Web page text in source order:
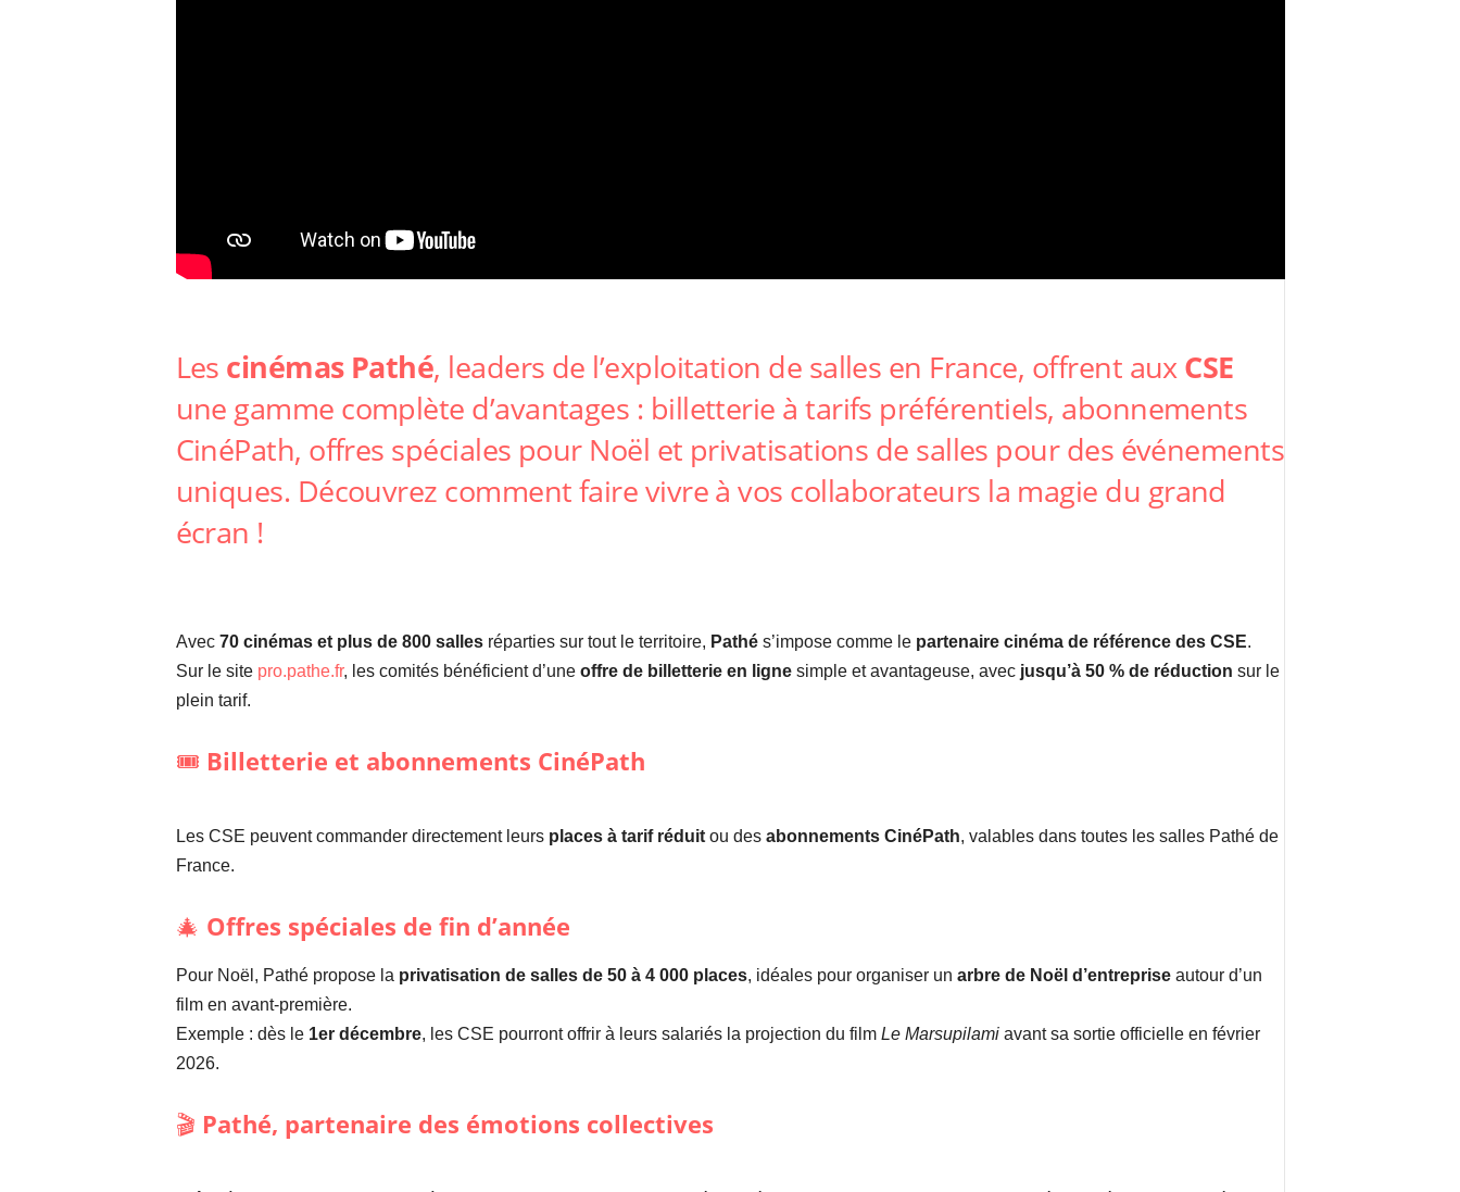
Les cinémas Pathé, leaders de l’exploitation de salles en France, offrent auxCSE
une gamme complète d’avantages : billetterie à tarifs préférentiels, abonnements
CinéPath, offres spéciales pour Noël et privatisations de salles pour des événements
uniques. Découvrez comment faire vivre à vos collaborateurs la magie du grand
écran !
Avec 70 cinémas et plus de 800 sallesréparties sur tout le territoire, Pathés’impose comme le partenaire cinéma de référence des CSE.
Sur le site pro.pathe.fr, les comités bénéficient d’une offre de billetterie en lignesimple et avantageuse, avec jusqu’à 50 % de réduction sur le
plein tarif.
🎟️ Billetterie et abonnements CinéPath
Les CSE peuvent commander directement leurs places à tarif réduitou des abonnements CinéPath, valables dans toutes les salles Pathé de
France.
🎄 Offres spéciales de fin d’année
Pour Noël, Pathé propose la privatisation de salles de 50 à 4 000 places, idéales pour organiser un arbre de Noël d’entrepriseautour d’un
film en avant-première.
Exemple : dès le 1er décembre, les CSE pourront offrir à leurs salariés la projection du film Le Marsupilamiavant sa sortie officielle en février
2026.
🎬 Pathé, partenaire des émotions collectives